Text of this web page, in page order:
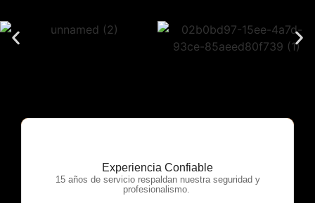
Experiencia Confiable
15 años de servicio respaldan nuestra seguridad y
profesionalismo.
OTP Servicios